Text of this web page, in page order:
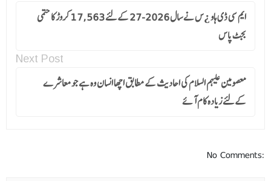
ایم سی ڈی ہاو ¿س نے سال 2026-27 کےلئے 17,563 کروڑ کا حتمی
بجٹ پاس
Next Post
معصومین علیہم السلام کی احادیث کے مطابق اچھا انسان وہ ہے جو معاشرے
کےلئے زیادہ کام آئے
No Comments: